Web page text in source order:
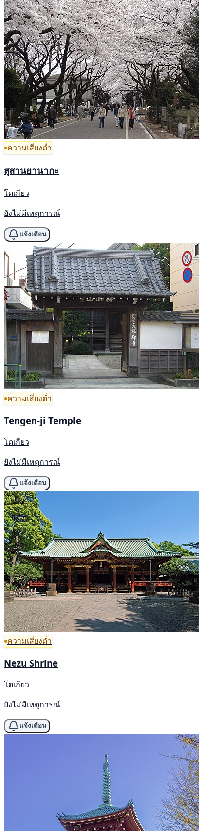
ความเสี่ยงต่ำ
สุสานยานากะ
โตเกียว
ยังไม่มีเหตุการณ์
แจ้งเตือน
ความเสี่ยงต่ำ
Tengen-ji Temple
โตเกียว
ยังไม่มีเหตุการณ์
แจ้งเตือน
ความเสี่ยงต่ำ
Nezu Shrine
โตเกียว
ยังไม่มีเหตุการณ์
แจ้งเตือน